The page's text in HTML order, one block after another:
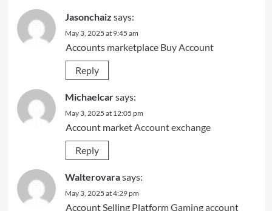
Jasonchaiz says:
May 3, 2025 at 9:45 am
Accounts marketplace Buy Account
Reply
Michaelcarsays:
May 3, 2025 at 12:05 pm
Account marketAccount exchange
Reply
Walterovarasays:
May 3, 2025 at 4:29 pm
Account Selling PlatformGaming account